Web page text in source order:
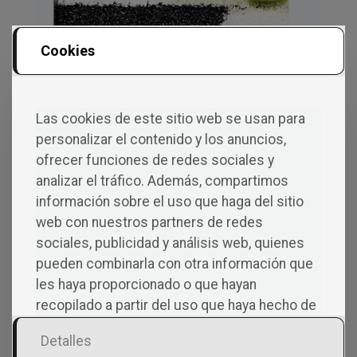
competition
FRANCISCO J. PLAZA
La guía definitiva para mejorar tu técnica,
estrategia y mentalidad dentro y fuera de la
pista. Ya disponible en español, ahora
ampliamos fronteras con esta nueva edición
para que los amantes del pádel de cualquier
rincón puedan disfrutar de un contenido
práctico, claro y motivador. Un libro
pensado tanto para quienes empiezan como
para jugadores experimentados que buscan
Cookies
Las cookies de este sitio web se usan para
personalizar el contenido y los anuncios,
ofrecer funciones de redes sociales y
analizar el tráfico. Además, compartimos
información sobre el uso que haga del sitio
web con nuestros partners de redes
sociales, publicidad y análisis web, quienes
pueden combinarla con otra información que
les haya proporcionado o que hayan
recopilado a partir del uso que haya hecho de
Detalles